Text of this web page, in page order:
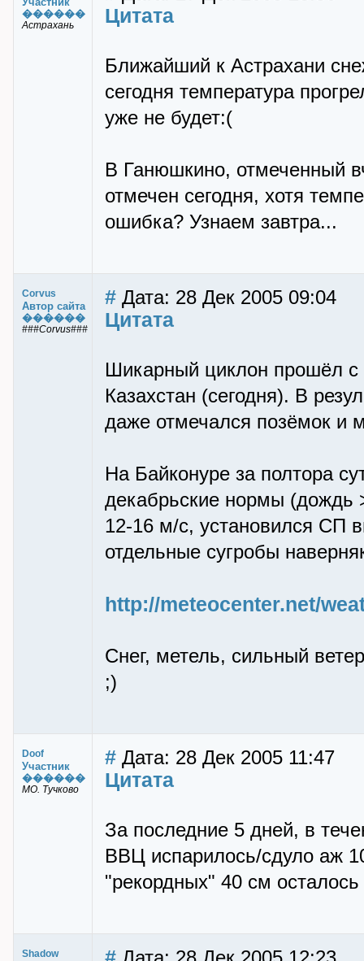
������
Астрахань Цитата
Ближайший к Астрахани
сегодня температура
уже не будет:(
В Ганюшкино, отмеченный
отмечен сегодня, хотя
ошибка? Узнаем завтра...
Corvus
Автор сайта
������
###Corvus###
# Дата: 28 Дек 2005 09:04
Цитата
Шикарный циклон прошёл с
Казахстан (сегодня). В
даже отмечался позёмок и
На Байконуре за полтора
декабрьские нормы (дождь
12-16 м/с, установился СП
отдельные сугробы
http://meteocenter.net/
Снег, метель, сильный
;)
Doof
Участник
������
МО. Тучково
# Дата: 28 Дек 2005 11:47
Цитата
За последние 5 дней, в
ВВЦ испарилось/сдуло аж
"рекордных" 40 см
Shadow